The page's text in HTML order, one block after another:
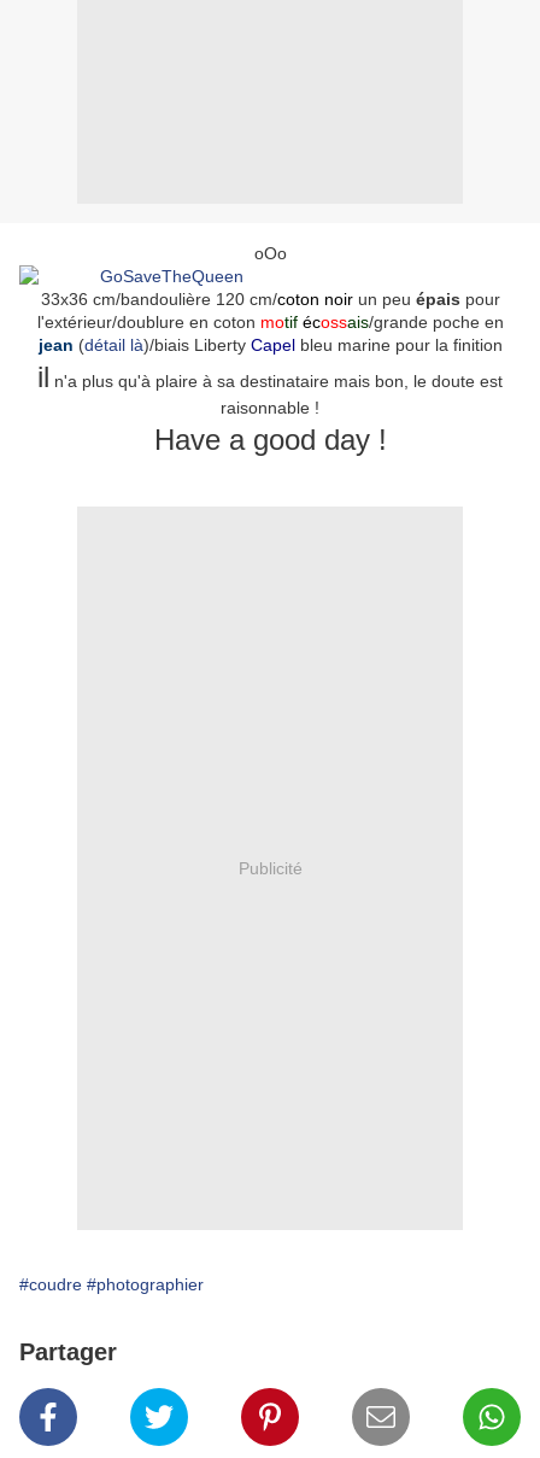
oOo
33x36 cm/bandoulière 120 cm/coton noirun peu épais pour
l'extérieur/doublure en coton motif écossais/grande poche en
jean (détail là)/biais Liberty Capelbleu marine pour la finition
il n'a plus qu'à plaire à sa destinataire mais bon, le doute est
raisonnable !
Have a good day !
Publicité
#coudre #photographier
Partager